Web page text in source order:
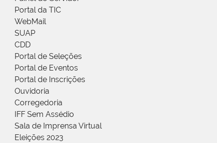
Portal da TIC
WebMail
SUAP
CDD
Portal de Seleções
Portal de Eventos
Portal de Inscrições
Ouvidoria
Corregedoria
IFF Sem Assédio
Sala de Imprensa Virtual
Eleições 2023